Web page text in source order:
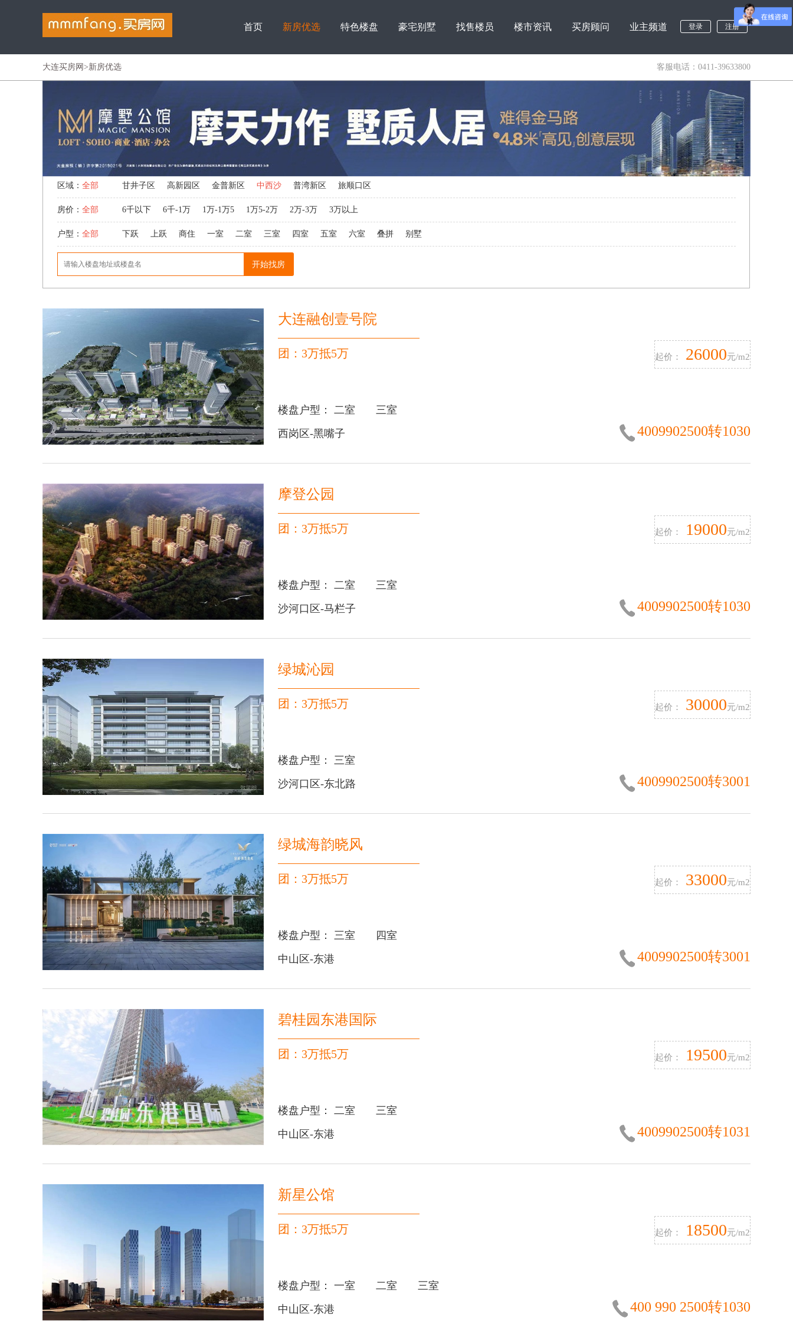
首页 新房优选 特色楼盘 豪宅别墅 找售楼员 楼市资讯 买房顾问 业主频道 登录 注册
大连买房网 >新房优选 客服电话：0411-39633800
区域： 全部 甘井子区 高新园区 金普新区 中西沙 普湾新区 旅顺口区
房价： 全部 6千以下 6千-1万 1万-1万5 1万5-2万 2万-3万 3万以上
户型： 全部 下跃 上跃 商住 一室 二室 三室 四室 五室 六室 叠拼 别墅
大连融创壹号院
团：3万抵5万
楼盘户型： 二室 三室
西岗区-黑嘴子
起价： 26000元/m2
4009902500转1030
摩登公园
团：3万抵5万
楼盘户型： 二室 三室
沙河口区-马栏子
起价： 19000元/m2
4009902500转1030
绿城沁园
团：3万抵5万
楼盘户型： 三室
沙河口区-东北路
起价： 30000元/m2
4009902500转3001
绿城海韵晓风
团：3万抵5万
楼盘户型： 三室
四室
中山区-东港
起价： 33000元/m2
4009902500转3001
碧桂园东港国际
团：3万抵5万
楼盘户型： 二室 三室
中山区-东港
起价： 19500元/m2
4009902500转1031
新星公馆
团：3万抵5万
楼盘户型： 一室 二室 三室
中山区-东港
起价： 18500元/m2
400 990 2500转1030